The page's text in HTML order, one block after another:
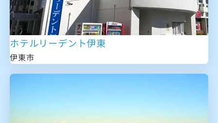
ホテルリーデント伊東
伊東市